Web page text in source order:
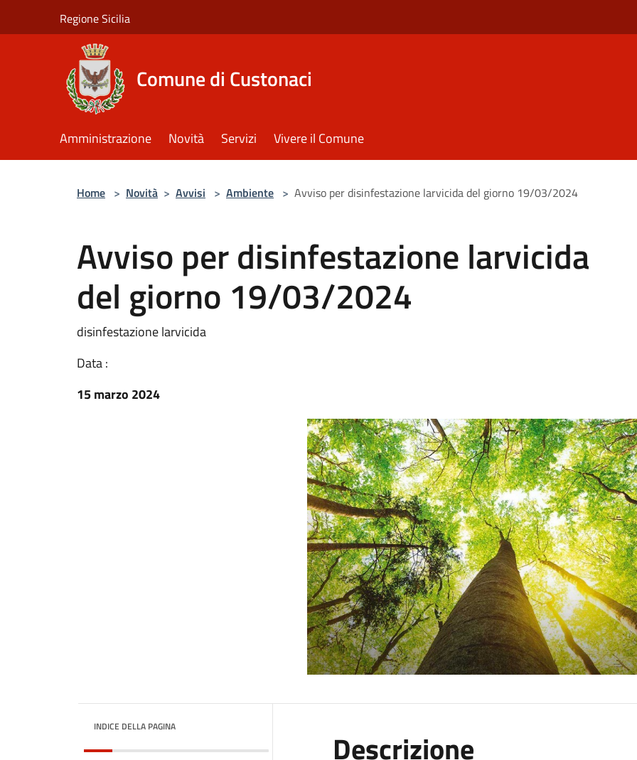
Regione Sicilia
Comune di Custonaci
Amministrazione Novità Servizi Vivere il Comune
Home > Novità > Avvisi > Ambiente > Avviso per disinfestazione larvicida del giorno 19/03/2024
Avviso per disinfestazione larvicida
del giorno 19/03/2024
disinfestazione larvicida
Data :
15 marzo 2024
INDICE DELLA PAGINA
Descrizione